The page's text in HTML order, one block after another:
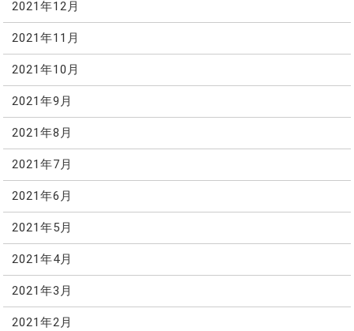
2021年12月
2021年11月
2021年10月
2021年9月
2021年8月
2021年7月
2021年6月
2021年5月
2021年4月
2021年3月
2021年2月